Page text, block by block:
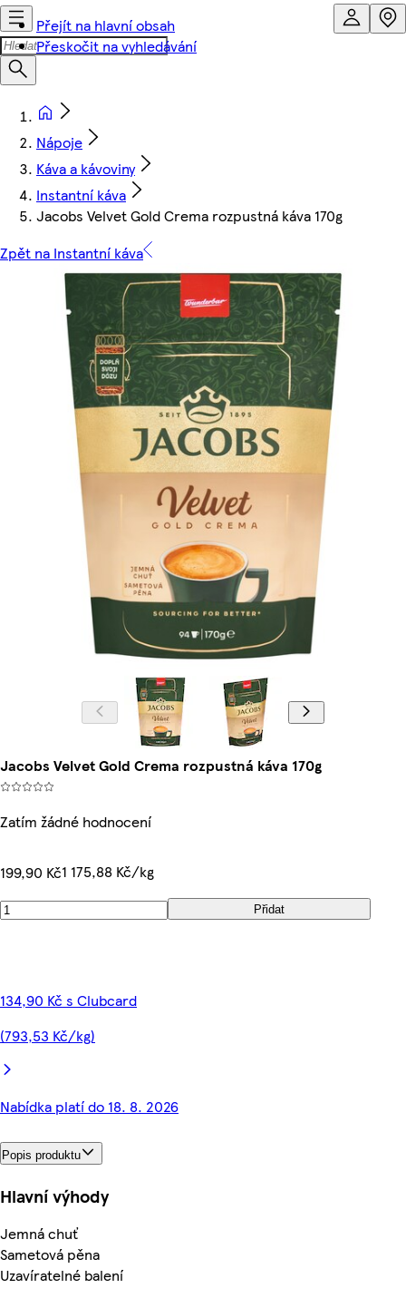
Přejít na hlavní obsah
Přeskočit na vyhledávání
Nápoje
Káva a kávoviny
Instantní káva
Jacobs Velvet Gold Crema rozpustná káva 170g
Zpět na Instantní káva
Jacobs Velvet Gold Crema rozpustná káva 170g
Zatím žádné hodnocení
199,90 Kč1 175,88 Kč/kg
Přidat
134,90 Kč s Clubcard
(793,53 Kč/kg)
Nabídka platí do 18. 8. 2026
Popis produktu
Hlavní výhody
Jemná chuť
Sametová pěna
Uzavíratelné balení